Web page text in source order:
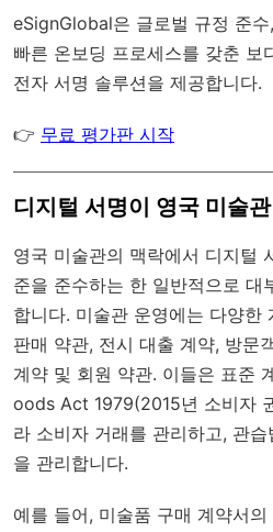
eSignGlobal은 글로벌 규정 준수
빠른 온보딩 프로세스를 갖춘 보
전자 서명 솔루션을 제공합니다.
👉 무료 평가판 시작
디지털 서명이 영국 미술
영국 미술관의 맥락에서 디지털
준을 준수하는 한 일반적으로 대
합니다. 미술관 운영에는 다양한
판매 약관, 전시 대출 계약, 방문
계약 및 회원 약관. 이들은 표준
oods Act 1979(2015년 소비자
라 소비자 거래를 관리하고, 관
을 관리합니다.
예를 들어, 미술품 구매 계약서